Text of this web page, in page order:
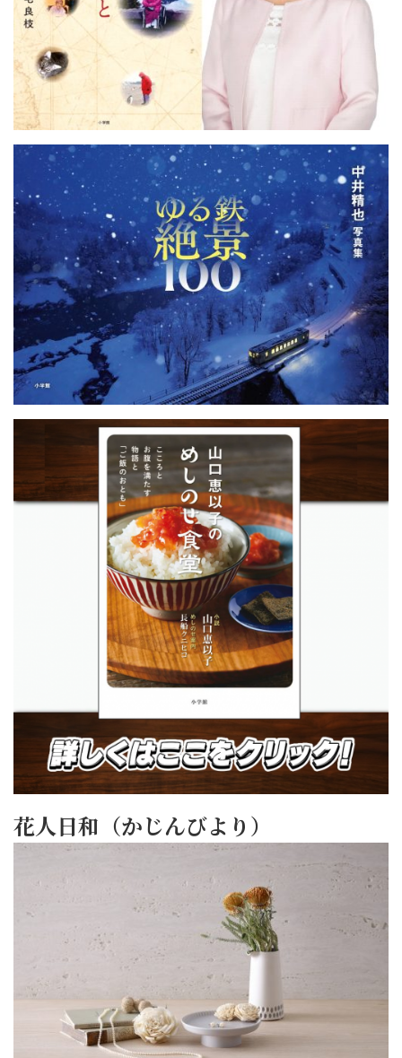
花人日和（かじんびより）